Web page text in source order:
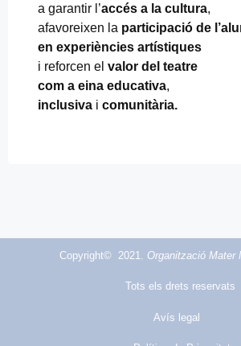
a garantir l’accés a la cultura,
afavoreixen la participació de
en experiències artístiques
i reforcen el valor del teatre
com a eina educativa,
inclusiva i comunitària.
Copyright© 2021. Organització Mater
Tots els drets reservats
Avís legal